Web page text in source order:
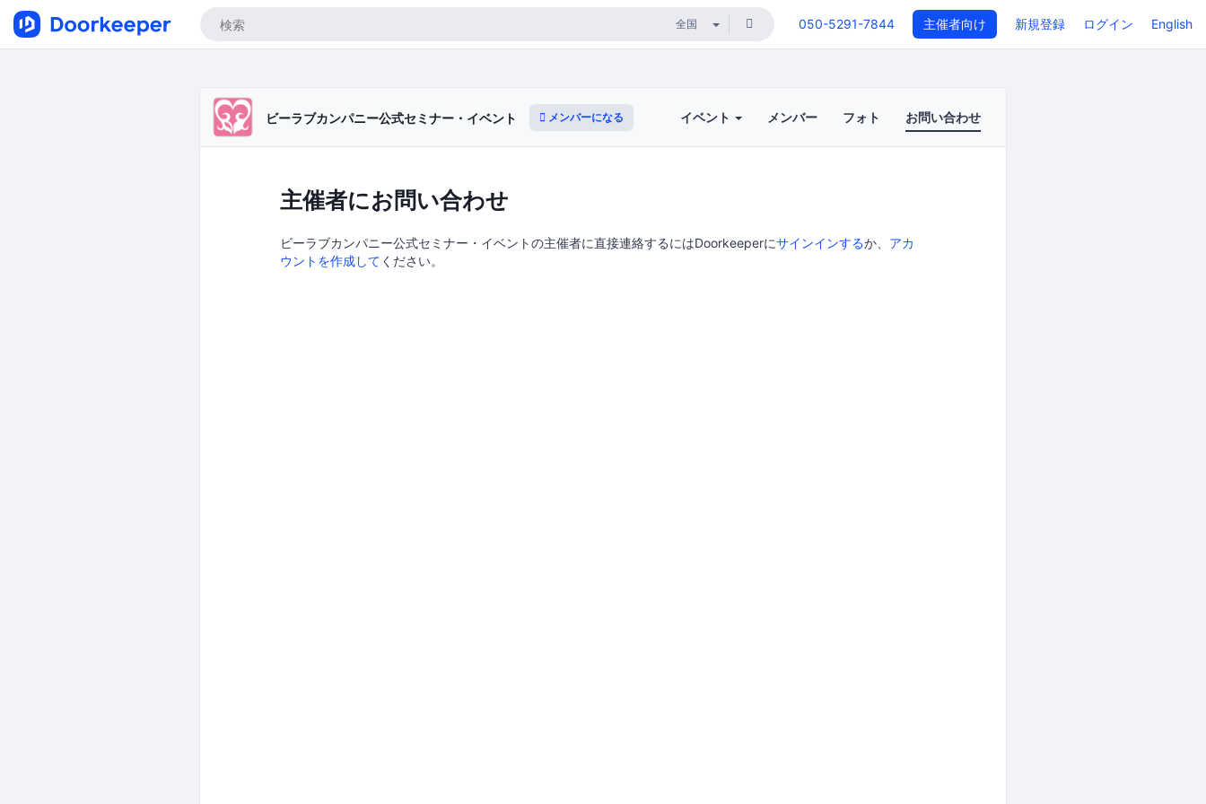
050-5291-7844 主催者向け 新規登録 ログイン English
ビーラブカンパニー公式セミナー・イベント メンバーになる イベント メンバー フォト お問い合わせ
主催者にお問い合わせ
ビーラブカンパニー公式セミナー・イベントの主催者に直接連絡するにはDoorkeeperにサインインするか、 アカ
ウントを作成して ください。